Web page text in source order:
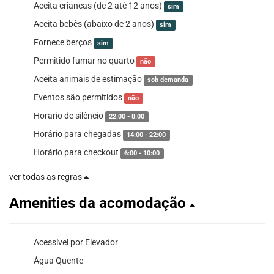
Aceita crianças (de 2 até 12 anos) sim
Aceita bebês (abaixo de 2 anos) sim
Fornece berços sim
Permitido fumar no quarto não
Aceita animais de estimação sob demanda
Eventos são permitidos não
Horario de silêncio 22:00 - 8:00
Horário para chegadas 14:00 - 22:00
Horário para checkout 6:00 - 10:00
ver todas as regras
Amenities da acomodação
Acessível por Elevador
Água Quente